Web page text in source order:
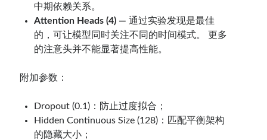
中期依赖关系。
Attention Heads (4) —通过实验发现是最佳
的，可让模型同时关注不同的时间模式。 更多
的注意头并不能显著提高性能。
附加参数：
Dropout (0.1)：防止过度拟合；
Hidden Continuous Size (128)：匹配平衡架构
的隐藏大小；